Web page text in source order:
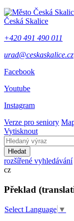
Česká Skalice
+420 491 490 011
urad@ceskaskalice.cz
Facebook
Youtube
Instagram
Verze pro seniory
Vytisknout
Hledat
rozšířené vyhledávání
cz
Překlad
Select Language ▼